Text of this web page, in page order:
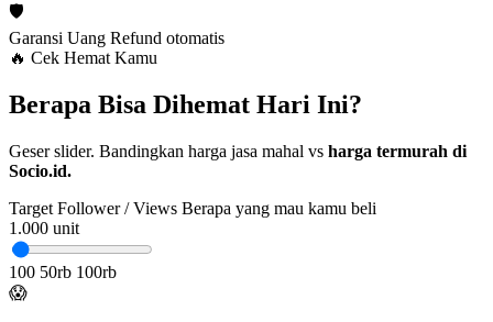
🛡️
Garansi Uang Refund otomatis
🔥 Cek Hemat Kamu
Berapa Bisa Dihemat Hari Ini?
Geser slider. Bandingkan harga jasa mahal vs harga termurah di
Socio.id.
Target Follower / Views Berapa yang mau kamu beli
1.000 unit
100 50rb 100rb
😱